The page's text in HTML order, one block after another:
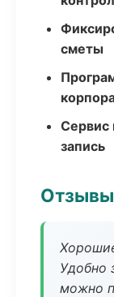
сметы
Сервис
запись
Отзывы
Удобно
можно